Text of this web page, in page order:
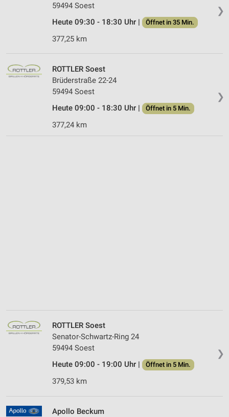
❯
59494 Soest
Heute 09:30 - 18:30 Uhr |
Öffnet in 35 Min.
377,25 km
❯
ROTTLER Soest
Brüderstraße 22-24
59494 Soest
Heute 09:00 - 18:30 Uhr |
Öffnet in 5 Min.
377,24 km
❯
ROTTLER Soest
Senator-Schwartz-Ring 24
59494 Soest
Heute 09:00 - 19:00 Uhr |
Öffnet in 5 Min.
379,53 km
Apollo Beckum